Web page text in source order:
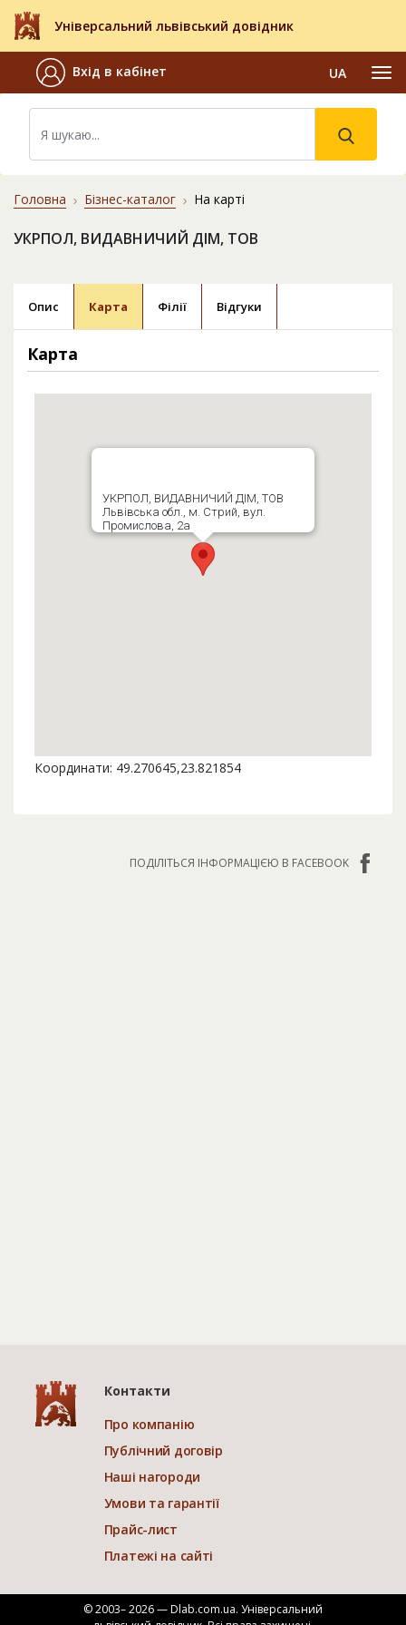
Універсальний львівський довідник
Вхід в кабінет UA
Головна Бізнес-каталог На карті
УКРПОЛ, ВИДАВНИЧИЙ ДІМ, ТОВ
Опис Карта Філії Відгуки
Карта
УКРПОЛ, ВИДАВНИЧИЙ ДІМ, ТОВ
Львівська обл., м. Стрий, вул.
Промислова, 2а
Координати: 49.270645,23.821854
ПОДІЛІТЬСЯ ІНФОРМАЦІЄЮ В FACEBOOK
Контакти
Про компанію
Публічний договір
Наші нагороди
Умови та гарантії
Прайс-лист
Платежі на сайті
© 2003– 2026 — Dlab.com.ua. Універсальний